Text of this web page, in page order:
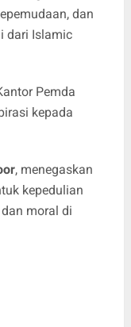
dan
dari Islamic
Pemda
kepada
, menegaskan
kepedulian
moral di